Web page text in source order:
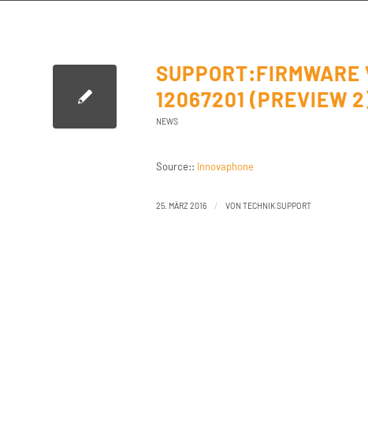
SUPPORT:FIRMWARE
12067201 (PREVIEW
NEWS
Source:: Innovaphone
25. MÄRZ 2016 / VON TECHNIK SUPPORT